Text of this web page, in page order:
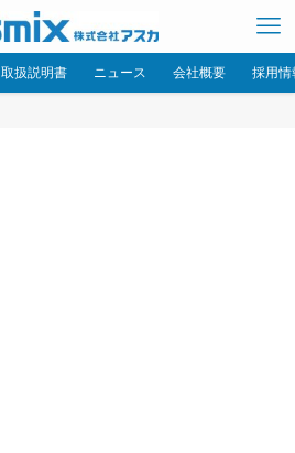
取扱説明書 ニュース 会社概要 採用情